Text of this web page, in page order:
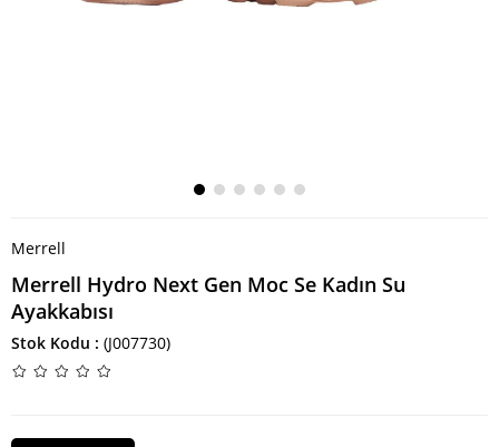
Merrell
Merrell Hydro Next Gen Moc Se Kadın Su
Ayakkabısı
Stok Kodu (J007730)